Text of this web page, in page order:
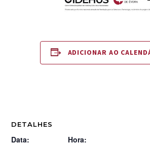
ADICIONAR AO
DETALHES
Data:
Hora: